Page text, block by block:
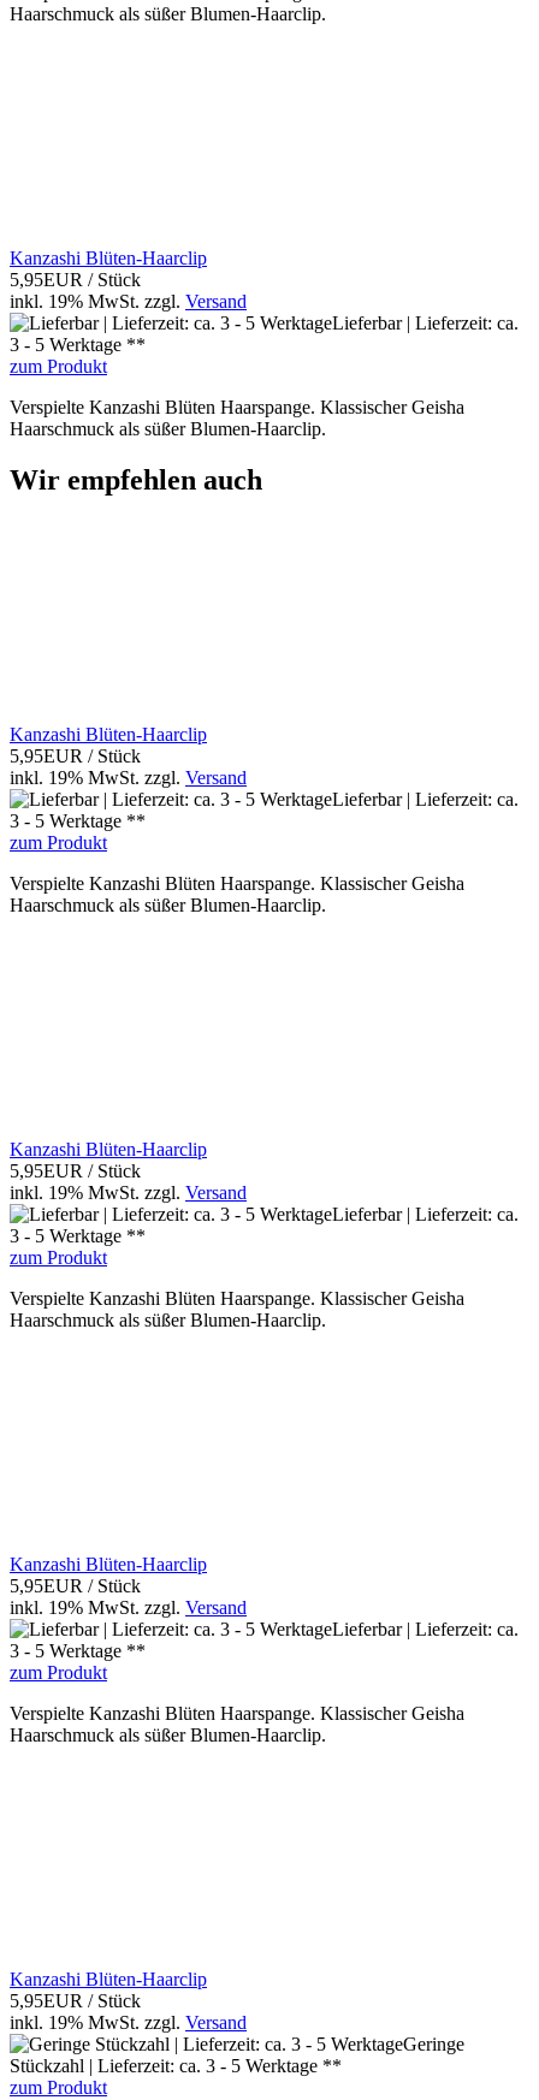
Haarschmuck als süßer Blumen-Haarclip.
Kanzashi Blüten-Haarclip
5,95EUR / Stück
inkl. 19% MwSt. zzgl. Versand
Lieferbar | Lieferzeit: ca.
3 - 5 Werktage **
zum Produkt
Verspielte Kanzashi Blüten Haarspange. Klassischer Geisha
Haarschmuck als süßer Blumen-Haarclip.
Wir empfehlen auch
Kanzashi Blüten-Haarclip
5,95EUR / Stück
inkl. 19% MwSt. zzgl. Versand
Lieferbar | Lieferzeit: ca.
3 - 5 Werktage **
zum Produkt
Verspielte Kanzashi Blüten Haarspange. Klassischer Geisha
Haarschmuck als süßer Blumen-Haarclip.
Kanzashi Blüten-Haarclip
5,95EUR / Stück
inkl. 19% MwSt. zzgl. Versand
Lieferbar | Lieferzeit: ca.
3 - 5 Werktage **
zum Produkt
Verspielte Kanzashi Blüten Haarspange. Klassischer Geisha
Haarschmuck als süßer Blumen-Haarclip.
Kanzashi Blüten-Haarclip
5,95EUR / Stück
inkl. 19% MwSt. zzgl. Versand
Lieferbar | Lieferzeit: ca.
3 - 5 Werktage **
zum Produkt
Verspielte Kanzashi Blüten Haarspange. Klassischer Geisha
Haarschmuck als süßer Blumen-Haarclip.
Kanzashi Blüten-Haarclip
5,95EUR / Stück
inkl. 19% MwSt. zzgl. Versand
Geringe
Stückzahl | Lieferzeit: ca. 3 - 5 Werktage **
zum Produkt